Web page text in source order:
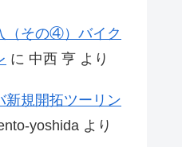
（その④）バイク
に 中西 亨 より
新規開拓ツーリン
yoshida より